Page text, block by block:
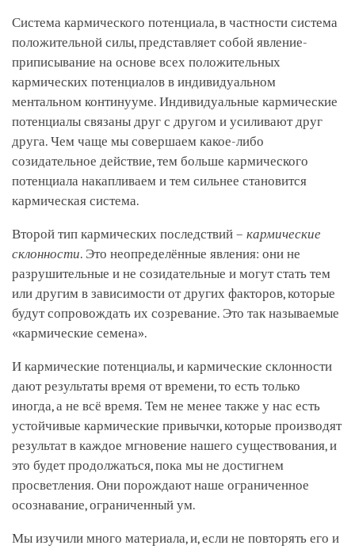
Система кармического потенциала, в частности система
положительной силы, представляет собой явление-
приписывание на основе всех положительных
кармических потенциалов в индивидуальном
ментальном континууме. Индивидуальные кармические
потенциалы связаны друг с другом и усиливают друг
друга. Чем чаще мы совершаем какое-либо
созидательное действие, тем больше кармического
потенциала накапливаем и тем сильнее становится
кармическая система.
Второй тип кармических последствий – кармические
склонности. Это неопределённые явления: они не
разрушительные и не созидательные и могут стать тем
или другим в зависимости от других факторов, которые
будут сопровождать их созревание. Это так называемые
«кармические семена».
И кармические потенциалы, и кармические склонности
дают результаты время от времени, то есть только
иногда, а не всё время. Тем не менее также у нас есть
устойчивые кармические привычки, которые производят
результат в каждое мгновение нашего существования, и
это будет продолжаться, пока мы не достигнем
просветления. Они порождают наше ограниченное
осознавание, ограниченный ум.
Мы изучили много материала, и, если не повторять его и